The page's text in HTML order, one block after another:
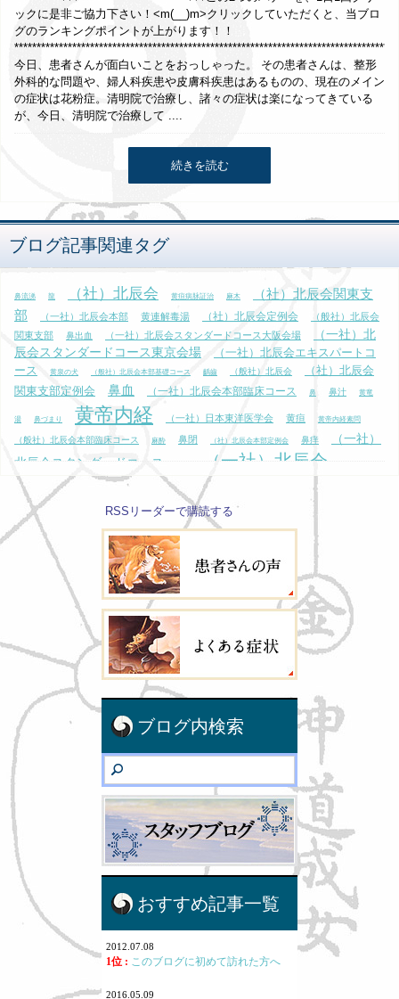
ックに是非ご協力下さい！<m(__)m>クリックしていただくと、当ブロ
グのランキングポイントが上がります！！
今日、患者さんが面白いことをおっしゃった。 その患者さんは、整形
外科的な問題や、婦人科疾患や皮膚科疾患はあるものの、現在のメイン
の症状は花粉症。清明院で治療し、諸々の症状は楽になってきている
が、今日、清明院で治療して ....
続きを読む
ブログ記事関連タグ
鼻流涕 龍 （社）北辰会 黄疸病脉証治 麻木
（社）北辰会関東支
部
（一社）北辰会本部 黄連解毒湯 （社）北辰会定例会
（般社）北辰会
関東支部
鼻出血 （一社）北辰会スタンダードコース大阪会場
（一社）北
辰会スタンダードコース東京会場
（一社）北辰会エキスパートコ
ース
黄泉の犬 （般社）北辰会本部基礎コース 齲齒 （般社）北辰会
（社）北辰会
関東支部定例会
鼻血 （一社）北辰会本部臨床コース 鼻 鼻汁 黄竜
湯 鼻づまり 黄帝内経 （一社）日本東洋医学会 黄疸 黄帝内経素問
（般社）北辰会本部臨床コース 麻酔 鼻閉 （社）北辰会本部定例会 鼻痒
（一社）
北辰会スタンダードコース
（一社）北辰会
（一社）北辰会関東支部 鼻水 （一社）北辰会エキスパートコース
大阪会場 （社）北辰会本部臨床コース （社）北辰会専用カルテ 黄帝内経霊枢
本東洋医学会
（社）北辰会本部基礎コース 鼻衄
RSSリーダーで購読する
ブログ内検索
おすすめ記事一覧
2012.07.08
1位 : このブログに初めて訪れた方へ
2016.05.09